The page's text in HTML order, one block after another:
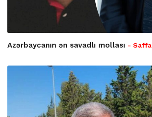
Azərbaycanın ən savadlı mollası -